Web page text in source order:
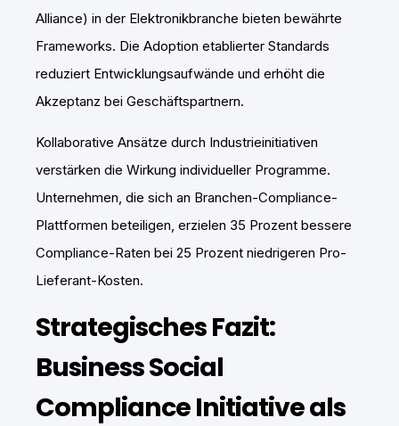
Alliance) in der Elektronikbranche bieten bewährte
Frameworks. Die Adoption etablierter Standards
reduziert Entwicklungsaufwände und erhöht die
Akzeptanz bei Geschäftspartnern.
Kollaborative Ansätze durch Industrieinitiativen
verstärken die Wirkung individueller Programme.
Unternehmen, die sich an Branchen-Compliance-
Plattformen beteiligen, erzielen 35 Prozent bessere
Compliance-Raten bei 25 Prozent niedrigeren Pro-
Lieferant-Kosten.
Strategisches Fazit:
Business Social
Compliance Initiative als